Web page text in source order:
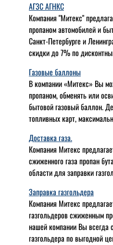
АГЗС АГНКС
Компания "Митекс"
пропаном автомобилей и
Санкт-Петербурге и
скидки до 7% по
Газовые баллоны
В компании «Митекс» Вы
пропаном, обменять или
бытовой газовый баллон.
топливных карт,
Доставка газа.
Компания Митекс
сжиженного газа пропан
области для заправки
Заправка газгольдера
Компания Митекс
газгольдеров сжиженным
нашей компании Вы всегда
газгольдера по выгодной